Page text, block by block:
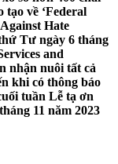
tạo về ‘Federal
Hate
Tư ngày 6 tháng
and
nhận nuôi tất cả
khi có thông báo
tuần Lễ tạ ơn
11 năm 2023